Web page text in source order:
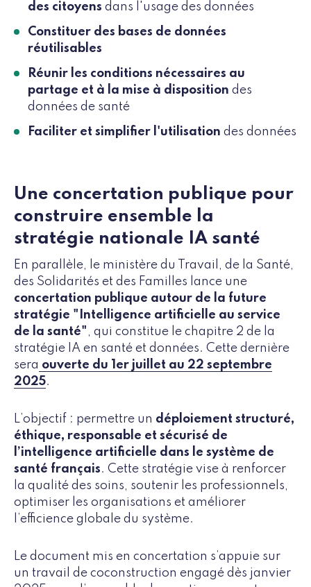
des citoyens dans l'usage des données
Constituer des bases de données
réutilisables
Réunir les conditions nécessaires au
partage et à la mise à disposition des
données de santé
Faciliter et simplifier l'utilisation des données
Une concertation publique pour
construire ensemble la
stratégie nationale IA santé
En parallèle, le ministère du Travail, de la Santé,
des Solidarités et des Familles lance une
concertation publique autour de la future
stratégie "Intelligence artificielle au service
de la santé" , qui constitue le chapitre 2 de la
stratégie IA en santé et données. Cette dernière
sera ouverte du 1er juillet au 22 septembre
2025.
L’objectif : permettre un déploiement structuré,
éthique, responsable et sécurisé de
l’intelligence artificielle dans le système de
santé français. Cette stratégie vise à renforcer
la qualité des soins, soutenir les professionnels,
optimiser les organisations et améliorer
l’efficience globale du système.
Le document mis en concertation s’appuie sur
un travail de coconstruction engagé dès janvier